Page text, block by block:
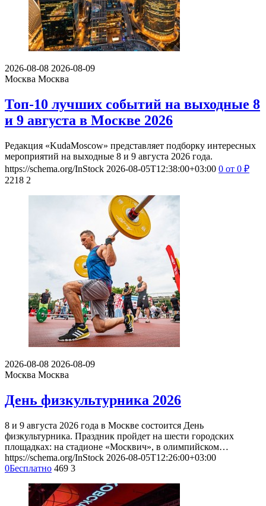
2026-08-08 2026-08-09
Москва Москва
Топ-10 лучших событий на выходные 8
и 9 августа в Москве 2026
Редакция «KudaMoscow» представляет подборку интересных
мероприятий на выходные 8 и 9 августа 2026 года.
https://schema.org/InStock 2026-08-05T12:38:00+03:00 0 от 0 ₽
2218 2
2026-08-08 2026-08-09
Москва Москва
День физкультурника 2026
8 и 9 августа 2026 года в Москве состоится День
физкультурника. Праздник пройдет на шести городских
площадках: на стадионе «Москвич», в олимпийском…
https://schema.org/InStock 2026-08-05T12:26:00+03:00
0Бесплатно 469 3